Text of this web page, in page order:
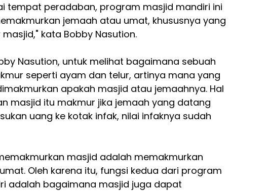
tempat peradaban, program masjid mandiri ini
jemaah atau umat, khususnya yang
kata Bobby Nasution.
Nasution, untuk melihat bagaimana sebuah
seperti ayam dan telur, artinya mana yang
apakah masjid atau jemaahnya. Hal
masjid itu makmur jika jemaah yang datang
uang ke kotak infak, nilai infaknya sudah
masjid adalah memakmurkan
Oleh karena itu, fungsi kedua dari program
adalah bagaimana masjid juga dapat